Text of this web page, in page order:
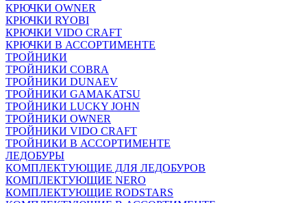
КРЮЧКИ OWNER
КРЮЧКИ RYOBI
КРЮЧКИ VIDO CRAFT
КРЮЧКИ В АССОРТИМЕНТЕ
ТРОЙНИКИ
ТРОЙНИКИ COBRA
ТРОЙНИКИ DUNAEV
ТРОЙНИКИ GAMAKATSU
ТРОЙНИКИ LUCKY JOHN
ТРОЙНИКИ OWNER
ТРОЙНИКИ VIDO CRAFT
ТРОЙНИКИ В АССОРТИМЕНТЕ
ЛЕДОБУРЫ
КОМПЛЕКТУЮЩИЕ ДЛЯ ЛЕДОБУРОВ
КОМПЛЕКТУЮЩИЕ NERO
КОМПЛЕКТУЮЩИЕ RODSTARS